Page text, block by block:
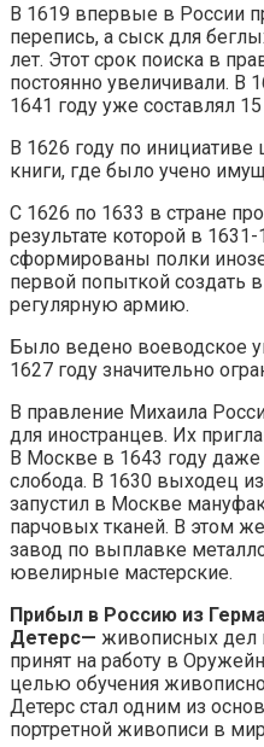
В 1619 впервые в России
перепись, а сыск для
лет. Этот срок поиска в
постоянно увеличивали. В
1641 году уже составлял 15
В 1626 году по
книги, где было учено
С 1626 по 1633 в стране
результате которой в
сформированы полки
первой попыткой создать
регулярную армию.
Было ведено воеводское
1627 году значительно
В правление Михаила
для иностранцев. Их
В Москве в 1643 году
слобода. В 1630 выходец
запустил в Москве
парчовых тканей. В этом
завод по выплавке
ювелирные мастерские.
Прибыл в Россию из
Детерс— живописных дел
принят на работу в
целью обучения
Детерс стал одним из
портретной живописи в